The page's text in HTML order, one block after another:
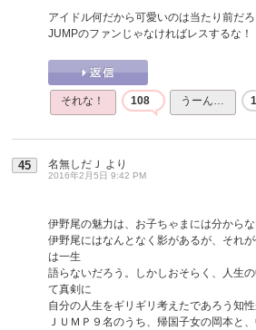
アイドル何だから可愛いのは当たり前だろ
JUMPのファンじゃなければレスするな！
それな！ 108 うーん…
45 名無しだＪ より
2016年2月5日 9:42 PM
伊野尾の魅力は、お子ちゃまには分からな
伊野尾にはなんとなく影があるが、それ
は一生
語らないだろう。しかしおそらく、人生
て真剣に
自分の人生をギリギリ考えたであろう知性
ＪＵＭＰ９名のうち、帰国子女の岡本と